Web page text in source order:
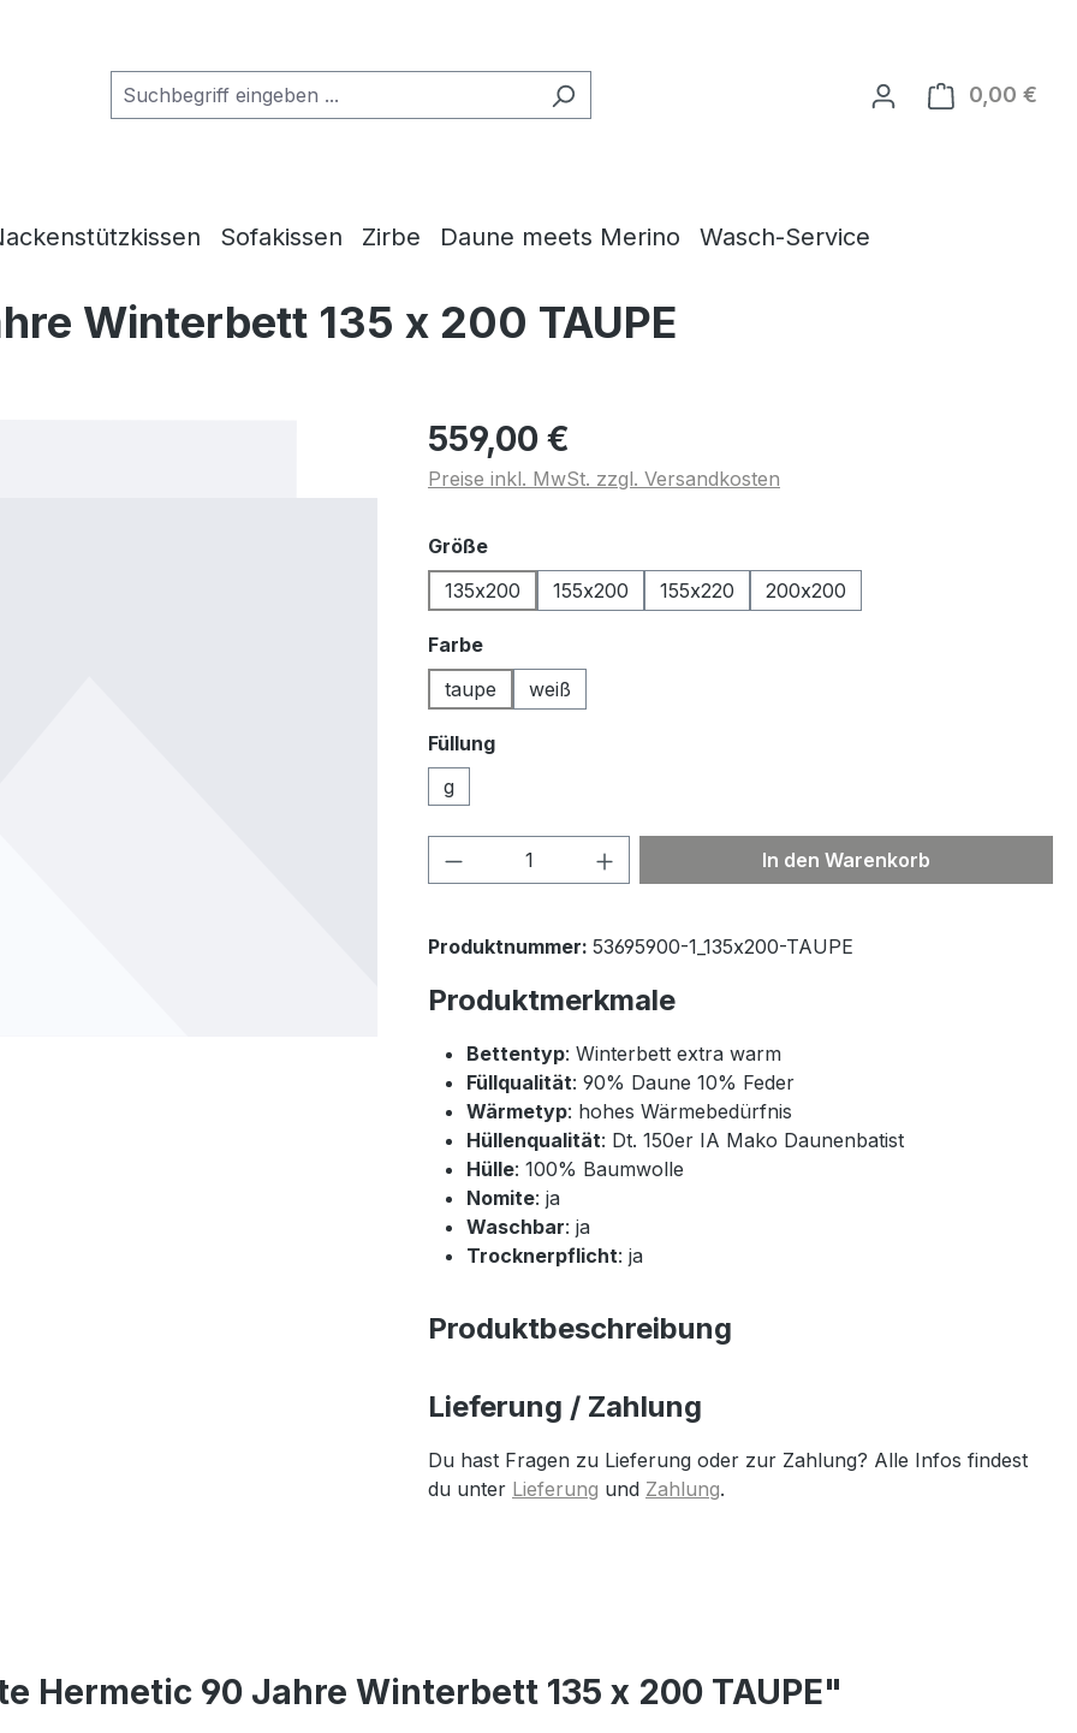
0,00 €
Sofakissen Zirbe Daune meets Merino Wasch-Service
Winterbett 135 x 200 TAUPE
559,00 €
Preise inkl. MwSt. zzgl. Versandkosten
Größeauswählen
135x200
155x200 155x220 200x200
Farbeauswählen
taupe
weiß
Füllung
g
Produkt Anzahl: Gib den gewünschten Wert
In den Warenkorb
Produktnummer: 53695900-1_135x200-TAUPE
Produktmerkmale
Bettentyp: Winterbett extra warm
Füllqualität: 90% Daune 10% Feder
Wärmetyp: hohes Wärmebedürfnis
Hüllenqualität: Dt. 150er IA Mako Daunenbatist
Hülle: 100% Baumwolle
Nomite: ja
Waschbar: ja
Trocknerpflicht: ja
Produktbeschreibung
Lieferung / Zahlung
Du hast Fragen zu Lieferung oder zur Zahlung? Alle Infos findest
du unter Lieferung und Zahlung.
Hermetic 90 Jahre Winterbett 135 x 200 TAUPE"